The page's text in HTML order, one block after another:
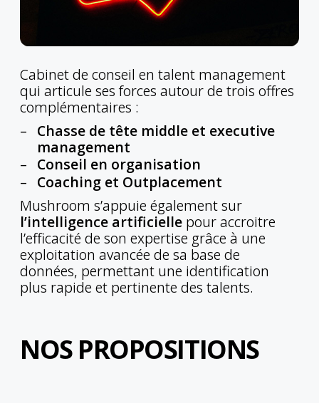
Cabinet de conseil en talent management
qui articule ses forces autour de trois offres
complémentaires :
Chasse de tête middle et executive
management
Conseil en organisation
Coaching et Outplacement
Mushroom s’appuie également sur
l’intelligence artificielle pour accroitre
l’efficacité de son expertise grâce à une
exploitation avancée de sa base de
données, permettant une identification
plus rapide et pertinente des talents.
NOS PROPOSITIONS